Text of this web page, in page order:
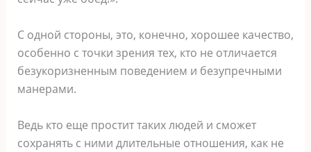
С одной стороны, это, конечно, хорошее качество,
особенно с точки зрения тех, кто не отличается
безукоризненным поведением и безупречными
манерами.
Ведь кто еще простит таких людей и сможет
сохранять с ними длительные отношения, как не